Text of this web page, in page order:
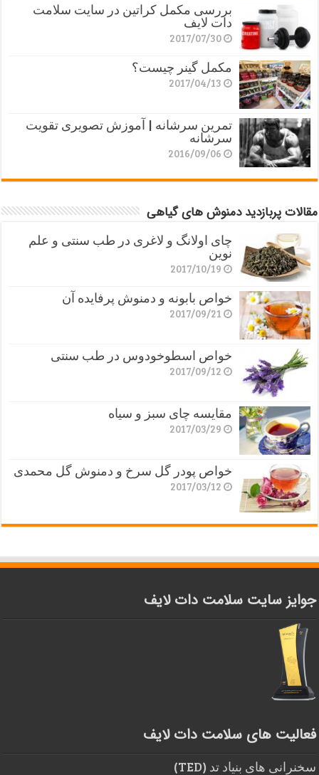
بررسی مکمل کراتین در سایت سلامت
دات لایف
2017/07/30
مکمل گینر چیست؟
2017/04/13
تمرین سرشانه | آموزش تصویری تقویت
سرشانه
2016/09/06
مقالات پربازدید دمنوش های گیاهی
چای اولانگ و لاغری در طب سنتی و علم
نوین
2017/10/19
خواص بابونه و دمنوش پرفایده آن
2017/09/21
خواص اسطوخودوس در طب سنتی
2017/09/12
مقایسه چای سبز و سیاه
2017/03/29
خواص پودر گل سرخ و دمنوش گل محمدی
2017/03/12
جوایز سایت سلامت دات لایف
فعالیت های سلامت دات لایف
سخنرانی های بنیاد تد (TED)